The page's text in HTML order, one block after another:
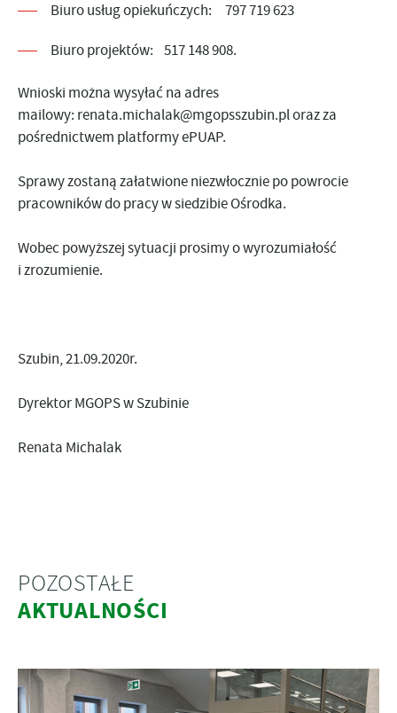
Biuro usług opiekuńczych: 797 719 623
Biuro projektów: 517 148 908.
Wnioski można wysyłać na adres
mailowy: renata.michalak@mgopsszubin.ploraz za
pośrednictwem platformyePUAP.
Sprawy zostaną załatwione niezwłocznie po powrocie
pracowników do pracy w siedzibie Ośrodka.
Wobec powyższej sytuacji prosimy o wyrozumiałość
i zrozumienie.
Szubin, 21.09.2020r.
Dyrektor MGOPS w Szubinie
Renata Michalak
POZOSTAŁE
AKTUALNOŚCI